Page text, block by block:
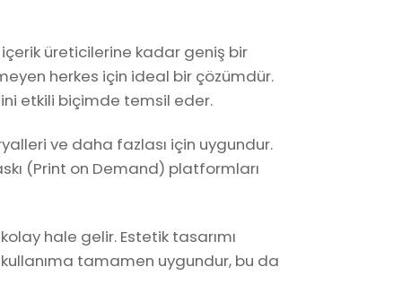
içerik üreticilerine kadar geniş bir
herkes için ideal bir çözümdür.
etkili biçimde temsil eder.
ve daha fazlası için uygundur.
(Print on Demand) platformları
hale gelir. Estetik tasarımı
tamamen uygundur, bu da